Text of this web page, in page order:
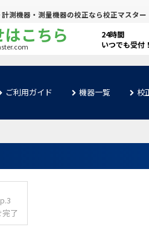
測機器・測量機器の校正なら校正マスター
24時間
いつでも受付！
こちら
ご利用ガイド 機器一覧 校
完了